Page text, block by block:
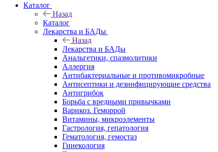
Каталог
Назад
Каталог
Лекарства и БАДы
Назад
Лекарства и БАДы
Анальгетики, спазмолитики
Аллергия
Антибактериальные и противомикробные
Антисептики и дезинфицирующие средства
Антигрибок
Борьба с вредными привычками
Варикоз. Геморрой
Витамины, микроэлементы
Гастрология, гепатология
Гематология, гемостаз
Гинекология